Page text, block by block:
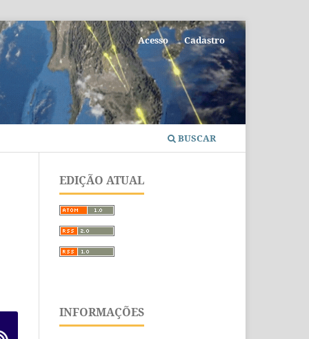
BUSCAR
Acesso Cadastro
EDIÇÃO ATUAL
INFORMAÇÕES